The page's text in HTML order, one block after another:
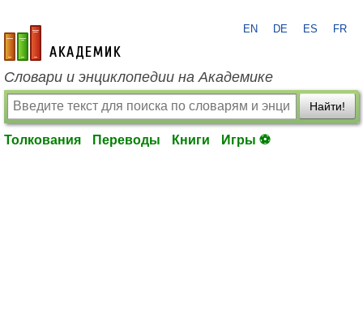
academic.ru
EN DE ES FR
Словари и энциклопедии на Академике
Найти!
Толкования Переводы Книги Игры ⚽